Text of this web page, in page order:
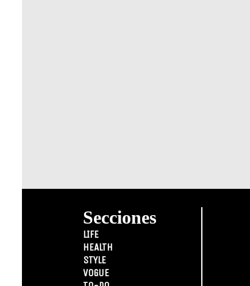
Secciones
LIFE
HEALTH
STYLE
VOGUE